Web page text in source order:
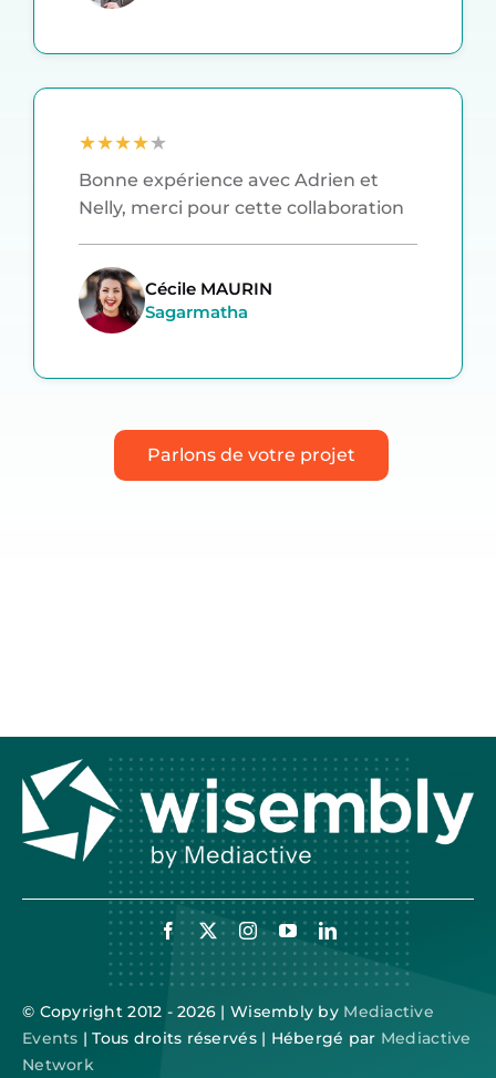
★★★★★
Bonne expérience avec Adrien et
Nelly, merci pour cette collaboration
Cécile MAURIN
Sagarmatha
Parlons de votre projet
© Copyright 2012 - 2026 | Wisembly by Mediactive
Events | Tous droits réservés | Hébergé par Mediactive
Network